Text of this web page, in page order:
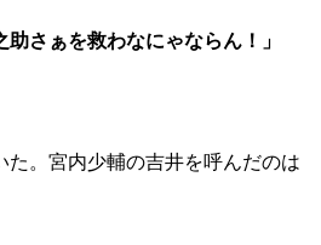
助さぁを救わなにゃならん！」
た。宮内少輔の吉井を呼んだのは